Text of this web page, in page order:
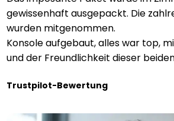
gewissenhaft ausgepackt. Die
wurden mitgenommen.
Konsole aufgebaut, alles war top,
und der Freundlichkeit dieser
Trustpilot-Bewertung